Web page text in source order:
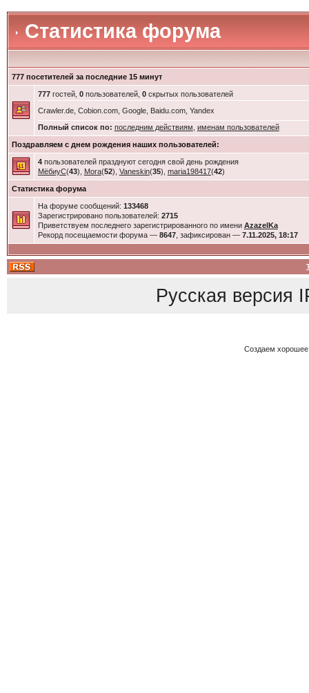
Статистика форума
777 посетителей за последние 15 минут
777гостей, 0пользователей, 0скрытых пользователей
Crawler.de, Cobion.com, Google, Baidu.com, Yandex
Полный список по: последним действиям именам пользователей
Поздравляем с днем рождения наших пользователей:
4пользователей празднуют сегодня свой день рождения
МёбиуС(43), Mora(52), Vaneskin(35), maria198417(42)
Статистика форума
На форуме сообщений: 133468
Зарегистрировано пользователей: 2715
Приветствуем последнего зарегистрированного по имени AzazelKa
Рекорд посещаемости форума — 8647, зафиксирован — 7.11.2025, 18:17
Русская версия
Создаем